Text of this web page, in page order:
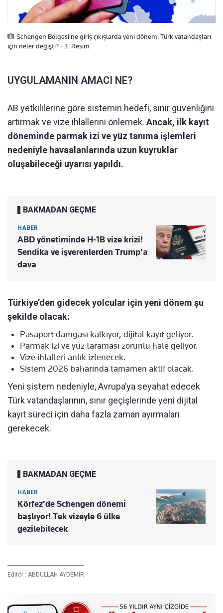
Schengen Bölgesi'ne giriş çıkışlarda yeni dönem: Türk vatandaşları
için neler değişti? - 3. Resim
UYGULAMANIN AMACI NE?
AB yetkililerine göre sistemin hedefi, sınır güvenliğini
artırmak ve vize ihlallerini önlemek. Ancak, ilk kayıt
döneminde parmak izi ve yüz tanıma işlemleri
nedeniyle havaalanlarında uzun kuyruklar
oluşabileceği uyarısı yapıldı.
BAKMADAN GEÇME
HABER
ABD yönetiminde H-1B vize krizi!
Sendika ve işverenlerden Trump'a
dava
Türkiye’den gidecek yolcular için yeni dönem şu
şekilde olacak:
Pasaport damgası kalkıyor, dijital kayıt geliyor.
Parmak izi ve yüz taraması zorunlu hale geliyor.
Vize ihlalleri anlık izlenecek.
Sistem 2026 baharında tamamen aktif olacak.
Yeni sistem nedeniyle, Avrupa’ya seyahat edecek
Türk vatandaşlarının, sınır geçişlerinde yeni dijital
kayıt süreci için daha fazla zaman ayırmaları
gerekecek.
BAKMADAN GEÇME
HABER
Körfez’de Schengen dönemi
başlıyor! Tek vizeyle 6 ülke
gezilebilecek
Editör : ABDULLAH AYDEMİR